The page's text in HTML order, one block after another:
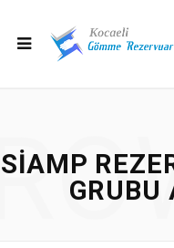
SIAMP
GRUBU